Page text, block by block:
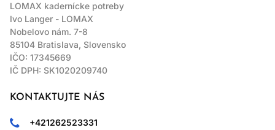
LOMAX kadernícke potreby
Ivo Langer - LOMAX
Nobelovo nám. 7-8
85104 Bratislava, Slovensko
IČO: 17345669
IČ DPH: SK1020209740
KONTAKTUJTE NÁS
+421262523331